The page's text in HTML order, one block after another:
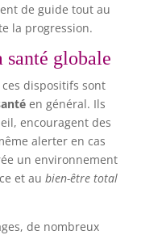
de guide tout au
la progression.
santé globale
dispositifs sont
en général. Ils
encouragent des
alerter en cas
un environnement
et au bien-être total
de nombreux